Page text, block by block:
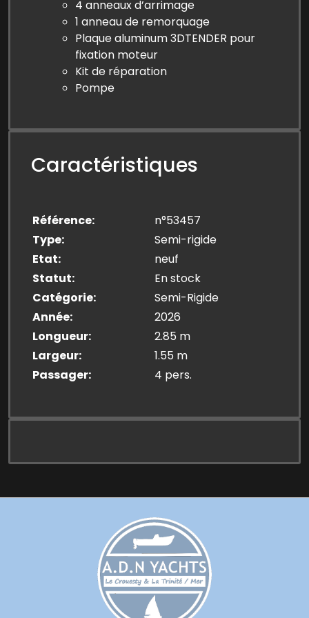
4 anneaux d’arrimage
1 anneau de remorquage
Plaque aluminum 3DTENDER pour
fixation moteur
Kit de réparation
Pompe
Caractéristiques
Référence
n°53457
Type
Semi-rigide
Etat
neuf
Statut
En stock
Catégorie
Semi-Rigide
Année
2026
Longueur
2.85 m
Largeur
1.55 m
Passager
4 pers.